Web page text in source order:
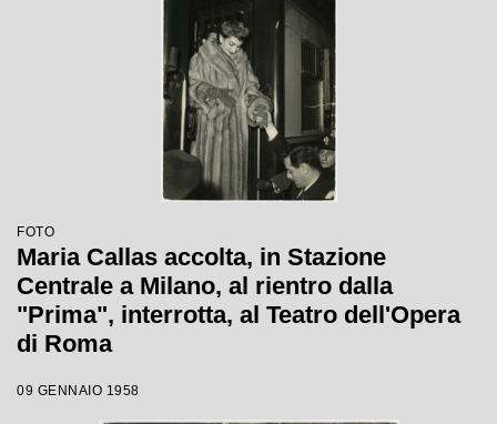
raucedine e non rientrò in scena
FOTO
Maria Callas accolta, in Stazione
Centrale a Milano, al rientro dalla
"Prima", interrotta, al Teatro dell'Opera
di Roma
09 GENNAIO 1958